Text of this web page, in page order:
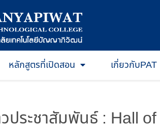
หลักสูตรที่เปิดสอน เกี่ยวกับPAT
ประชาสัมพันธ์ : Hall